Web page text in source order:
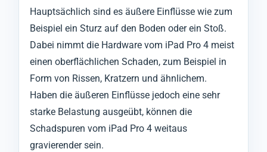
Hauptsächlich sind es äußere Einflüsse wie zum
Beispiel ein Sturz auf den Boden oder ein Stoß.
Dabei nimmt die Hardware vom iPad Pro 4 meist
einen oberflächlichen Schaden, zum Beispiel in
Form von Rissen, Kratzern und ähnlichem.
Haben die äußeren Einflüsse jedoch eine sehr
starke Belastung ausgeübt, können die
Schadspuren vom iPad Pro 4 weitaus
gravierender sein.